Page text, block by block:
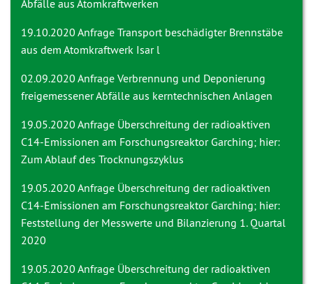
Abfälle aus Atomkraftwerken
19.10.2020 Anfrage Transport beschädigter Brennstäbe
aus dem Atomkraftwerk Isar l
02.09.2020 Anfrage Verbrennung und Deponierung
freigemessener Abfälle aus kerntechnischen Anlagen
19.05.2020 Anfrage Überschreitung der radioaktiven
C14-Emissionen am Forschungsreaktor Garching; hier:
Zum Ablauf des Trocknungszyklus
19.05.2020 Anfrage Überschreitung der radioaktiven
C14-Emissionen am Forschungsreaktor Garching; hier:
Feststellung der Messwerte und Bilanzierung 1. Quartal
2020
19.05.2020 Anfrage Überschreitung der radioaktiven